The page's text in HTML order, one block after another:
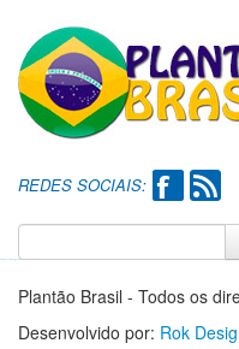
REDES SOCIAIS:
Plantão Brasil - Todos os
Desenvolvido por: Rok